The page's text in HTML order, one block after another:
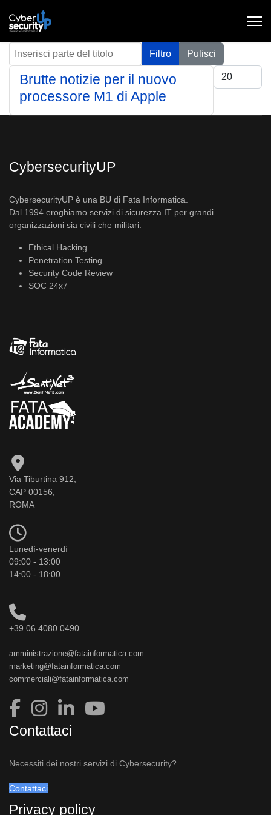
Inserisci parte del titolo Filtro
Pulisci
Visualizza #
Brutte notizie per il nuovo
processore M1 di Apple
CybersecurityUP
CybersecurityUP è una BU di Fata Informatica.
Dal 1994 eroghiamo servizi di sicurezza IT per grandi
organizzazioni sia civili che militari.
Ethical Hacking
Penetration Testing
Security Code Review
SOC 24x7
Via Tiburtina 912,
CAP 00156,
ROMA
Lunedì-venerdì
09:00 - 13:00
14:00 - 18:00
+39 06 4080 0490
amministrazione@fatainformatica.com
marketing@fatainformatica.com
commerciali@fatainformatica.com
Contattaci
Necessiti dei nostri servizi di Cybersecurity?
Contattaci
Privacy policy